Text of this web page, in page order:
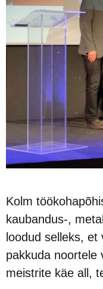
Kolm
kaubandus-,
loodud selleks,
pakkuda noortele
meistrite käe all,